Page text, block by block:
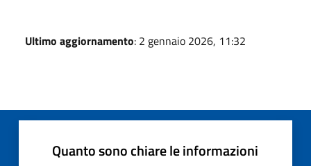
Ultimo aggiornamento: 2 gennaio 2026, 11:32
Quanto sono chiare le informazioni